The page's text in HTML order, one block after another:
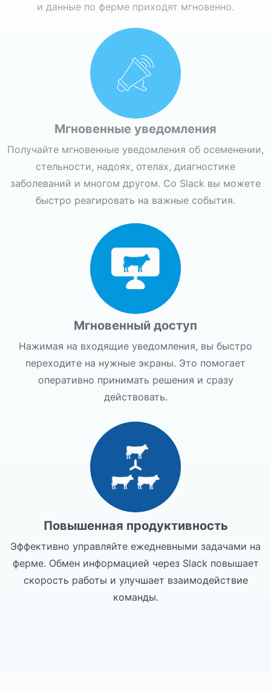
и данные по ферме приходят мгновенно.
Мгновенные уведомления
Получайте мгновенные уведомления об осеменении,
стельности, надоях, отелах, диагностике
заболеваний и многом другом. Со Slack вы можете
быстро реагировать на важные события.
Мгновенный доступ
Нажимая на входящие уведомления, вы быстро
переходите на нужные экраны. Это помогает
оперативно принимать решения и сразу
действовать.
Повышенная продуктивность
Эффективно управляйте ежедневными задачами на
ферме. Обмен информацией через Slack повышает
скорость работы и улучшает взаимодействие
команды.